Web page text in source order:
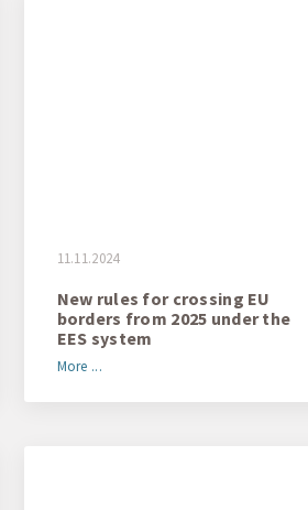
11.11.2024
New rules for crossing EU
borders from 2025 under the
EES system
More ...